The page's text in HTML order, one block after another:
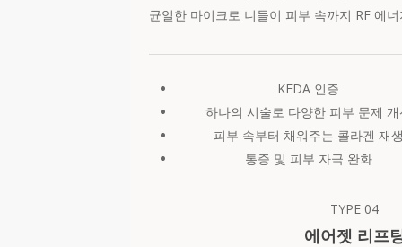
균일한 마이크로 니들이 피부 속까지 RF 에
KFDA 인증
하나의 시술로 다양한 피부 문제 개
피부 속부터 채워주는 콜라겐 재
통증 및 피부 자극 완화
TYPE 04
에어젯 리프